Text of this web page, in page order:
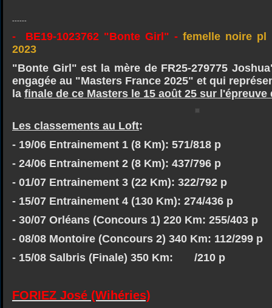
------
- BE19-1023762 "Bonte Girl" - femelle noire pl
2023
"Bonte Girl" est la mère de FR25-279775
engagée au "Masters France 2025" et qui
la finale de ce Masters le 15 août 25 sur l'épreuve
Les classements au Loft:
- 19/06 Entrainement 1 (8 Km): 571/818 p
- 24/06 Entrainement 2 (8 Km): 437/796 p
- 01/07 Entrainement 3 (22 Km): 322/792 p
- 15/07 Entrainement 4 (130 Km): 274/436 p
- 30/07 Orléans (Concours 1) 220 Km: 255/403 p
- 08/08 Montoire (Concours 2) 340 Km: 112/299 p
- 15/08 Salbris (Finale) 350 Km: /210 p
FORIEZ José (Wihéries)